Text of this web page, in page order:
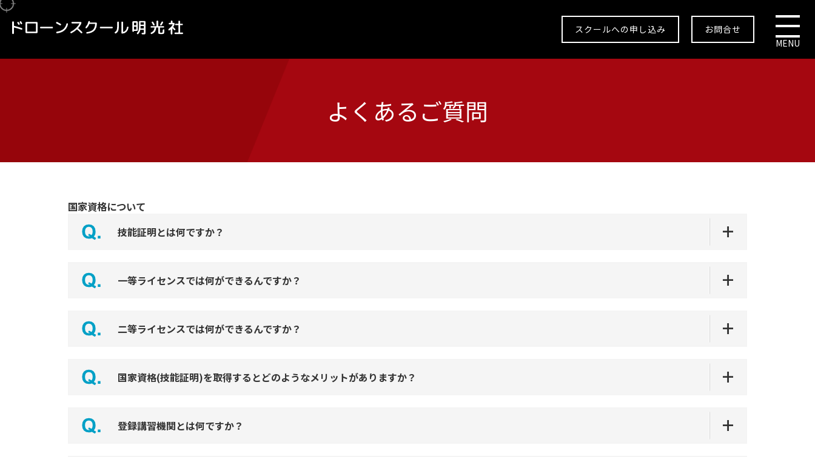
スクールへの申し込み お問合せ
よくあるご質問
国家資格について
技能証明とは何ですか？
一等ライセンスでは何ができるんですか？
二等ライセンスでは何ができるんですか？
国家資格(技能証明)を取得するとどのようなメリットがありますか？
登録講習機関とは何ですか？